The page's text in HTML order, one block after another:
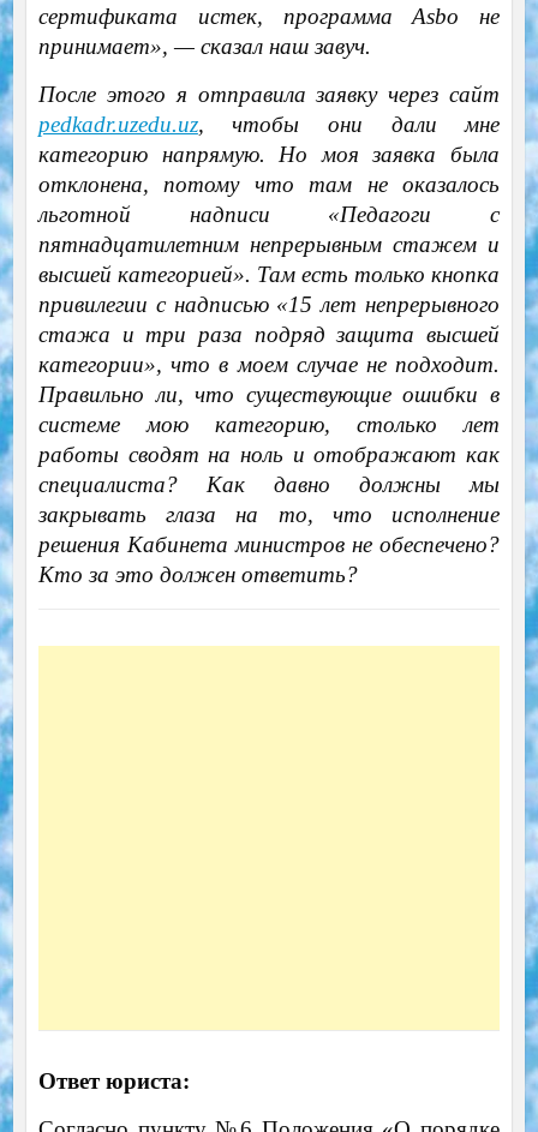
сертификата истек, программа Asbo не
принимает», — сказал наш завуч.
После этого я отправила заявку через сайт
pedkadr.uzedu.uz, чтобы они дали мне
категорию напрямую. Но моя заявка была
отклонена, потому что там не оказалось
льготной надписи «Педагоги с
пятнадцатилетним непрерывным стажем и
высшей категорией». Там есть только кнопка
привилегии с надписью «15 лет непрерывного
стажа и три раза подряд защита высшей
категории», что в моем случае не подходит.
Правильно ли, что существующие ошибки в
системе мою категорию, столько лет
работы сводят на ноль и отображают как
специалиста? Как давно должны мы
закрывать глаза на то, что исполнение
решения Кабинета министров не обеспечено?
Кто за это должен ответить?
Ответ юриста: